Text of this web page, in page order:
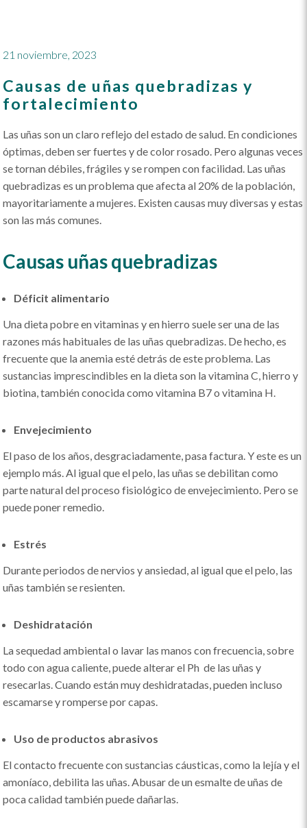
21 noviembre, 2023
Causas de uñas quebradizas y
fortalecimiento
Las uñas son un claro reflejo del estado de salud. En condiciones
óptimas, deben ser fuertes y de color rosado. Pero algunas veces
se tornan débiles, frágiles y se rompen con facilidad. Las uñas
quebradizas es un problema que afecta al 20% de la población,
mayoritariamente a mujeres. Existen causas muy diversas y estas
son las más comunes.
Causas uñas quebradizas
Déficit alimentario
Una dieta pobre en vitaminas y en hierro suele ser una de las
razones más habituales de las uñas quebradizas. De hecho, es
frecuente que la anemia esté detrás de este problema. Las
sustancias imprescindibles en la dieta son la vitamina C, hierro y
biotina, también conocida como vitamina B7 o vitamina H.
Envejecimiento
El paso de los años, desgraciadamente, pasa factura. Y este es un
ejemplo más. Al igual que el pelo, las uñas se debilitan como
parte natural del proceso fisiológico de envejecimiento. Pero se
puede poner remedio.
Estrés
Durante periodos de nervios y ansiedad, al igual que el pelo, las
uñas también se resienten.
Deshidratación
La sequedad ambiental o lavar las manos con frecuencia, sobre
todo con agua caliente, puede alterar el Ph de las uñas y
resecarlas. Cuando están muy deshidratadas, pueden incluso
escamarse y romperse por capas.
Uso de productos abrasivos
El contacto frecuente con sustancias cáusticas, como la lejía y el
amoníaco, debilita las uñas. Abusar de un esmalte de uñas de
poca calidad también puede dañarlas.